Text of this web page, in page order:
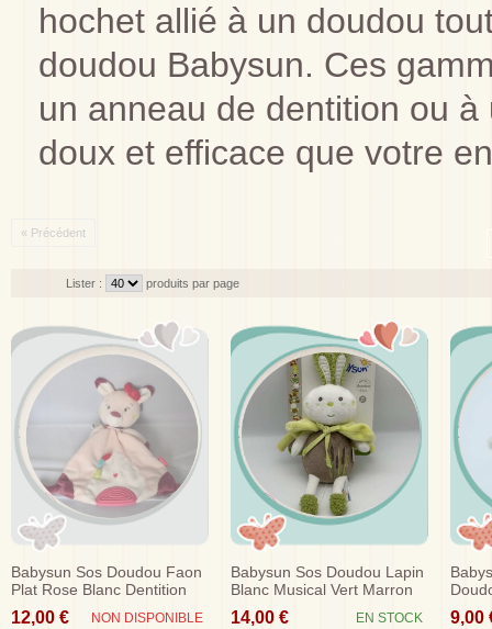
hochet allié à un doudou
doudou Babysun. Ces
un anneau de dentition ou
doux et efficace que votre
« Précédent
Lister : produits par page
Babysun Sos Doudou Faon
Plat Rose Blanc Dentition
12,00 € NON DISPONIBLE
Babysun Sos Doudou Lapin
Blanc Musical Vert Marron
14,00 € EN STOCK 9,00